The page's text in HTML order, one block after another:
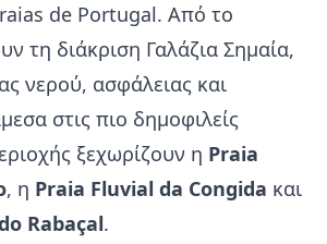
de Portugal. Από το
τη διάκριση Γαλάζια Σημαία,
νερού, ασφάλειας και
στις πιο δημοφιλείς
ξεχωρίζουν η Praia
, η Praia Fluvial da Congida και
Rabaçal.